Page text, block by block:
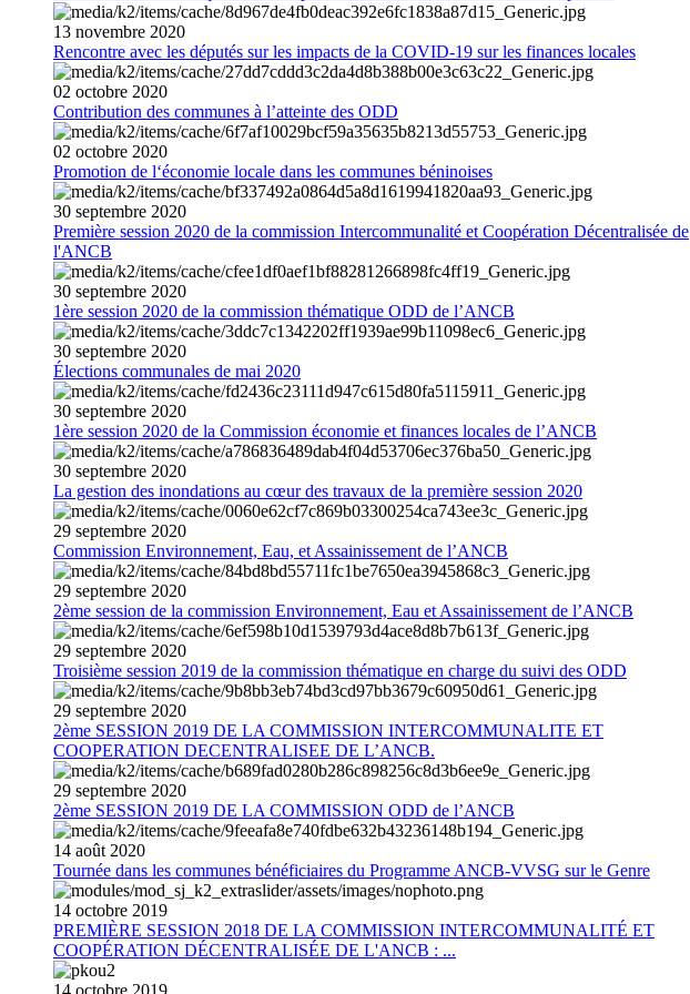
13 novembre 2020
Rencontre avec les députés sur les impacts de la COVID-19 sur les finances locales
02 octobre 2020
Contribution des communes à l’atteinte des ODD
02 octobre 2020
Promotion de l‘économie locale dans les communes béninoises
30 septembre 2020
Première session 2020 de la commission Intercommunalité et Coopération Décentralisée de
l'ANCB
30 septembre 2020
1ère session 2020 de la commission thématique ODD de l’ANCB
30 septembre 2020
Élections communales de mai 2020
30 septembre 2020
1ère session 2020 de la Commission économie et finances locales de l’ANCB
30 septembre 2020
La gestion des inondations au cœur des travaux de la première session 2020
29 septembre 2020
Commission Environnement, Eau, et Assainissement de l’ANCB
29 septembre 2020
2ème session de la commission Environnement, Eau et Assainissement de l’ANCB
29 septembre 2020
Troisième session 2019 de la commission thématique en charge du suivi des ODD
29 septembre 2020
2ème SESSION 2019 DE LA COMMISSION INTERCOMMUNALITE ET
COOPERATION DECENTRALISEE DE L’ANCB.
29 septembre 2020
2ème SESSION 2019 DE LA COMMISSION ODD de l’ANCB
14 août 2020
Tournée dans les communes bénéficiaires du Programme ANCB-VVSG sur le Genre
14 octobre 2019
PREMIÈRE SESSION 2018 DE LA COMMISSION INTERCOMMUNALITÉ ET
COOPÉRATION DÉCENTRALISÉE DE L'ANCB : ...
14 octobre 2019